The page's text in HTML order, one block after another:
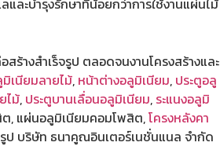
ละบำรุงรักษาที่น้อยกว่าการใช้งานแผ่นไม้
ร้างสำเร็จรูป ตลอดจนงานโครงสร้างและ
เนียมลายไม้, หน้าต่างอลูมิเนียม, ประตูอลู
ไม้, ประตูบานเลื่อนอลูมิเนียม, ระแนงอลูมิ
, แผ่นอลูมิเนียมคอมโพสิต,โครงหลังคา
รูป บริษัท ธนาคูณอินเตอร์เนชั่นแนล จำกัด